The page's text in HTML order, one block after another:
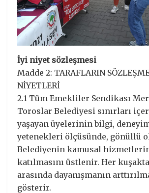
İyi niyet sözleşmesi
Madde 2: TARAFLARIN
NİYETLERİ
2.1 Tüm Emekliler Sendikası
Toroslar Belediyesi sınırları
yaşayan üyelerinin bilgi,
yetenekleri ölçüsünde, gönüllü
Belediyenin kamusal
katılmasını üstlenir. Her
arasında dayanışmanın
gösterir.